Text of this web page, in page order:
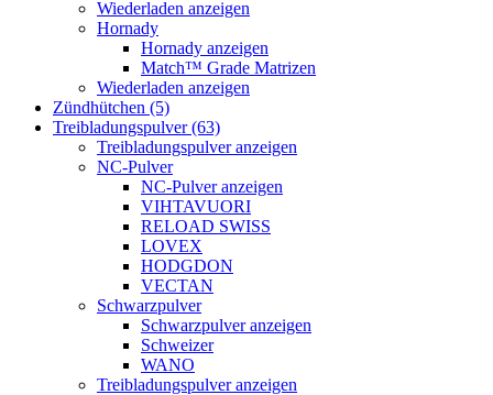
Wiederladen anzeigen
Hornady
Hornady anzeigen
Match™ Grade Matrizen
Wiederladen anzeigen
Zündhütchen (5)
Treibladungspulver (63)
Treibladungspulver anzeigen
NC-Pulver
NC-Pulver anzeigen
VIHTAVUORI
RELOAD SWISS
LOVEX
HODGDON
VECTAN
Schwarzpulver
Schwarzpulver anzeigen
Schweizer
WANO
Treibladungspulver anzeigen